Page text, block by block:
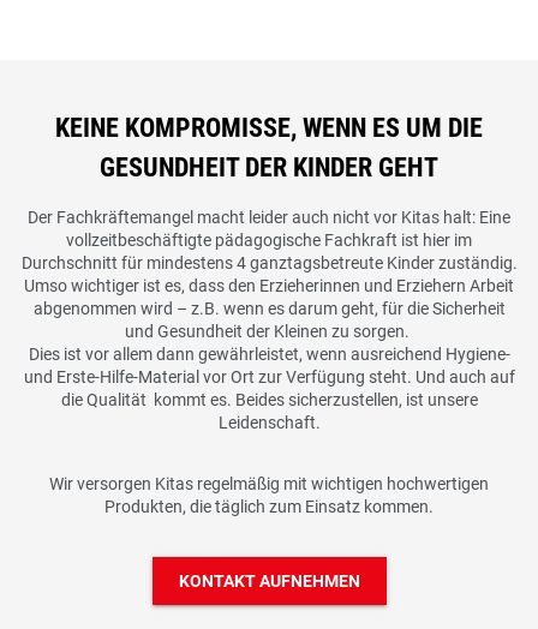
KEINE KOMPROMISSE, WENN ES UM DIE
GESUNDHEIT DER KINDER GEHT
Der Fachkräftemangel macht leider auch nicht vor Kitas halt: Eine
vollzeitbeschäftigte pädagogische Fachkraft ist hier im
Durchschnitt für mindestens 4 ganztagsbetreute Kinder zuständig.
Umso wichtiger ist es, dass den Erzieherinnen und Erziehern Arbeit
abgenommen wird – z.B. wenn es darum geht, für die Sicherheit
und Gesundheit der Kleinen zu sorgen.
Dies ist vor allem dann gewährleistet, wenn ausreichend Hygiene-
und Erste-Hilfe-Material vor Ort zur Verfügung steht. Und auch auf
die Qualität kommt es. Beides sicherzustellen, ist unsere
Leidenschaft.
Wir versorgen Kitas regelmäßig mit wichtigen hochwertigen
Produkten, die täglich zum Einsatz kommen.
KONTAKT AUFNEHMEN